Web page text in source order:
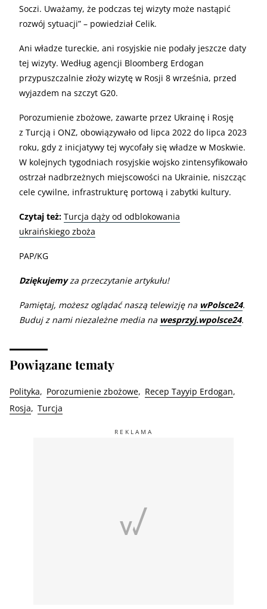
Soczi. Uważamy, że podczas tej wizyty może nastąpić
rozwój sytuacji” – powiedział Celik.
Ani władze tureckie, ani rosyjskie nie podały jeszcze daty
tej wizyty. Według agencji Bloomberg Erdogan
przypuszczalnie złoży wizytę w Rosji 8 września, przed
wyjazdem na szczyt G20.
Porozumienie zbożowe, zawarte przez Ukrainę i Rosję
z Turcją i ONZ, obowiązywało od lipca 2022 do lipca 2023
roku, gdy z inicjatywy tej wycofały się władze w Moskwie.
W kolejnych tygodniach rosyjskie wojsko zintensyfikowało
ostrzał nadbrzeżnych miejscowości na Ukrainie, niszcząc
cele cywilne, infrastrukturę portową i zabytki kultury.
Czytaj też: Turcja dąży od odblokowania
ukraińskiego zboża
PAP/KG
Dziękujemyza przeczytanie artykułu!
Pamiętaj, możesz oglądać naszą telewizję na wPolsce24.
Buduj z nami niezależne media na wesprzyj.wpolsce24.
Powiązane tematy
Polityka Porozumienie zbożowe
Recep Tayyip Erdogan
Rosja
Turcja